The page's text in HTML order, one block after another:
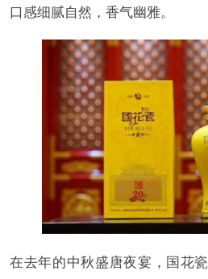
口感细腻自然，香气幽雅。
在去年的中秋盛唐夜宴，国花